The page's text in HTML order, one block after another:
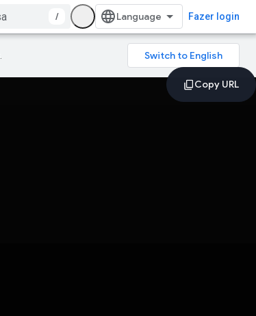
/ Fazer login